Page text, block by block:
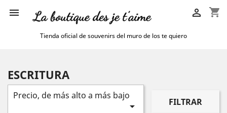
 shopping_cart

Tienda oficial de souvenirs del muro de los te quiero
ESCRITURA
Precio, de más alto a más bajo
 FILTRAR